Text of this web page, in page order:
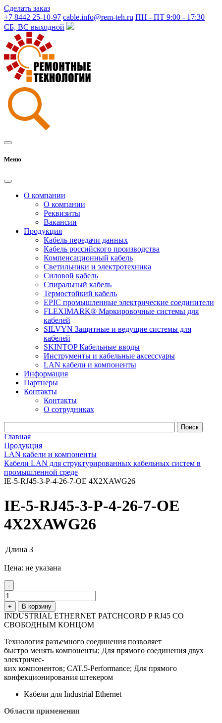
Сделать заказ
+7 8442 25-10-97 cable.info@rem-teh.ru ПН - ПТ 9:00 - 17:30
СБ, ВС выходной
Меню
О компании
О компании
Реквизиты
Вакансии
Продукция
Кабель передачи данных
Кабель российского производства
Компенсационный кабель
Светильники и электротехника
Силовой кабель
Спиральный кабель
Термостойкий кабель
EPIC промышленные электрические соединители
FLEXIMARK® Маркировочные системы для
кабелей
SILVYN Защитные и ведущие системы для
кабелей
SKINTOP Кабельные вводы
Инструменты и кабельные аксессуары
LAN кабели и компоненты
Информация
Партнеры
Контакты
Контакты
О сотрудниках
Главная
Продукция
LAN кабели и компоненты
Кабели LAN для структурированных кабельных систем в
промышленной среде
IE-5-RJ45-3-P-4-26-7-OE 4X2XAWG26
IE-5-RJ45-3-P-4-26-7-OE
4X2XAWG26
Длина 3
Цена: не указана
-
+ В корзину
INDUSTRIAL ETHERNET PATCHCORD P RJ45 СО
СВОБОДНЫМ КОНЦОМ
Технология разъемного соединения позволяет
быстро менять компоненты; Для прямого соединения двух
электричес-
ких компонентов; CAT.5-Performance; Для прямого
конфекционирования штекером
Кабели для Industrial Ethernet
Области применения